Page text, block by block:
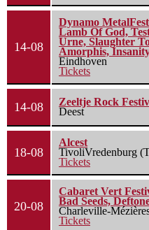
14-08
Dynamo
Lamb Of God,
Urne, Slaughter
Amorphis,
Eindhoven
Tickets
14-08
Zeeltje Rock
Deest
18-08
Alcest
TivoliVredenburg
Tickets
20-08
Cabaret Vert
Bad Seeds,
Charleville-
Tickets